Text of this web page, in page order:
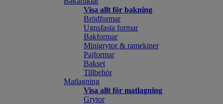
Visa allt för bakning
Brödformar
Ugnsfasta formar
Bakformar
Minigrytor & ramekiner
Pajformar
Bakset
Tillbehör
Matlagning
Visa allt för matlagning
Grytor